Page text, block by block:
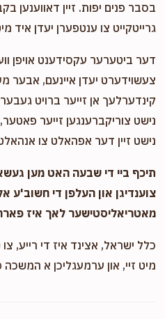
בסבר פנים יפות. זיין דאווענען
גרייטקייט צו ענטפערן יעדן איד
דער ביטערער עקסידענט אויפן
צעשוידערט יעדן איינעם, אבער
קינדערלעך אן זייער ברויט
נישט צוריקברענגען זייער
נישט זיין דער אפהאלט צו
תיכף ביי די שבעה האט מען
צוענדיגן און העלפן די חשוב'ע
מאטריאליסטישער לאך איז
כלל ישראל, אצינד איז די רייע, צו
מיט זיי, און ערמעגליכן א המשכה